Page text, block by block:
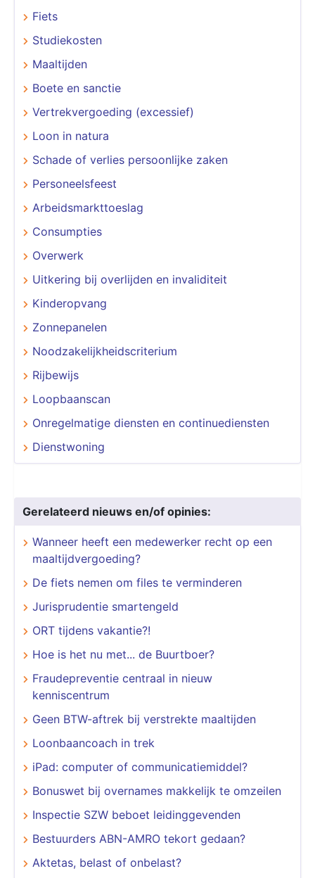
Fiets
Studiekosten
Maaltijden
Boete en sanctie
Vertrekvergoeding (excessief)
Loon in natura
Schade of verlies persoonlijke zaken
Personeelsfeest
Arbeidsmarkttoeslag
Consumpties
Overwerk
Uitkering bij overlijden en invaliditeit
Kinderopvang
Zonnepanelen
Noodzakelijkheidscriterium
Rijbewijs
Loopbaanscan
Onregelmatige diensten en continuediensten
Dienstwoning
Gerelateerd nieuws en/of opinies:
Wanneer heeft een medewerker recht op een
maaltijdvergoeding?
De fiets nemen om files te verminderen
Jurisprudentie smartengeld
ORT tijdens vakantie?!
Hoe is het nu met... de Buurtboer?
Fraudepreventie centraal in nieuw
kenniscentrum
Geen BTW-aftrek bij verstrekte maaltijden
Loonbaancoach in trek
iPad: computer of communicatiemiddel?
Bonuswet bij overnames makkelijk te omzeilen
Inspectie SZW beboet leidinggevenden
Bestuurders ABN-AMRO tekort gedaan?
Aktetas, belast of onbelast?